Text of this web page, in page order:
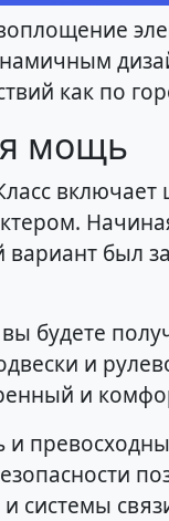
как по
мощь
был
будете
и
и
системы